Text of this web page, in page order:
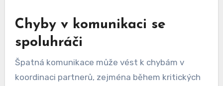
Chyby v komunikaci se
spoluhráči
Špatná komunikace může vést k chybám v
koordinaci partnerů, zejména během kritických